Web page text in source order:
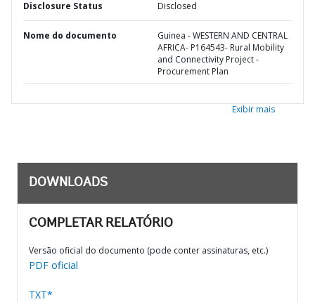
Disclosure Status Disclosed
Nome do documento
Guinea - WESTERN AND CENTRAL
AFRICA- P164543- Rural Mobility
and Connectivity Project -
Procurement Plan
Exibir mais
DOWNLOADS
COMPLETAR RELATÓRIO
Versão oficial do documento (pode conter assinaturas, etc.)
PDF oficial
TXT*